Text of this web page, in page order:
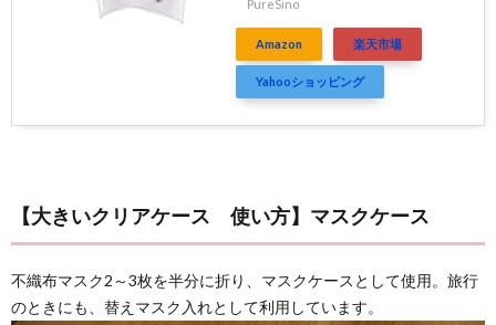
PureSino
Amazon 楽天市場
Yahooショッピング
【大きいクリアケース 使い方】マスクケース
不織布マスク2～3枚を半分に折り、マスクケースとして使用。旅行
のときにも、替えマスク入れとして利用しています。